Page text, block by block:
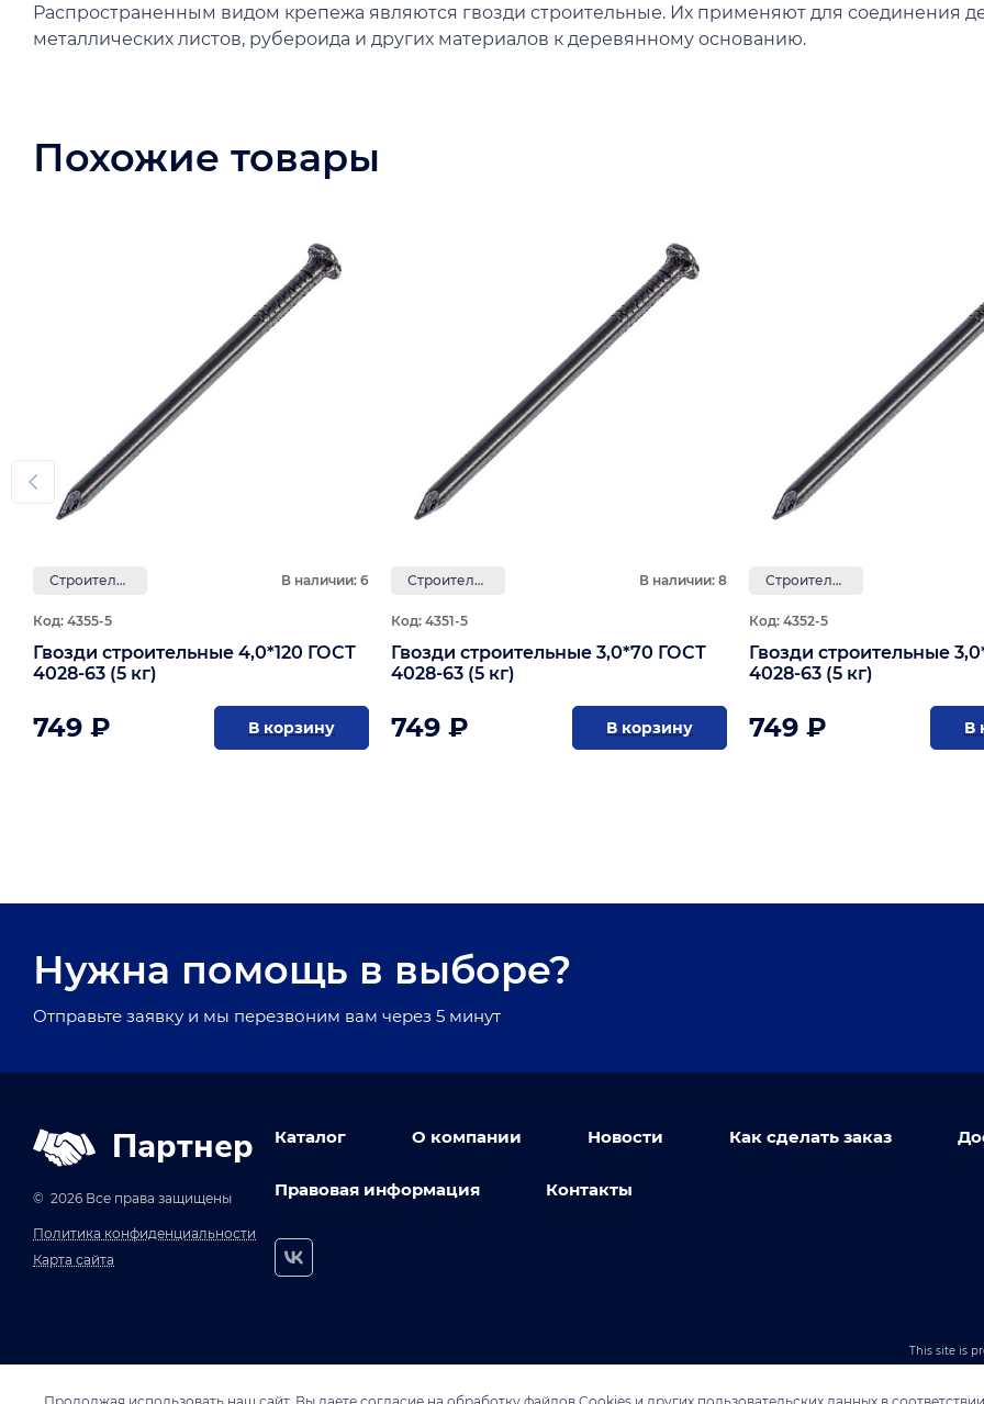
Распространенным видом крепежа являются гвозди строительные. Их применяют для соединения
металлических листов, рубероида и других материалов к деревянному основанию.
Похожие товары
Строительные В наличии: 6
Код: 4355-5
Гвозди строительные 4,0*120 ГОСТ
4028-63 (5 кг)
749 ₽ В корзину
Строительные В наличии: 8
Код: 4351-5
Гвозди строительные 3,0*70 ГОСТ
4028-63 (5 кг)
749 ₽ В корзину
Строительные
Код: 4352-5
Гвозди строительные
4028-63 (5 кг)
749 ₽ В
Нужна помощь в выборе?
Отправьте заявку и мы перезвоним вам через 5 минут
Партнер
© 2026 Все права защищены
Политика конфиденциальности
Карта сайта
Каталог О компании Новости Как сделать заказ
Правовая информация Контакты
This site is